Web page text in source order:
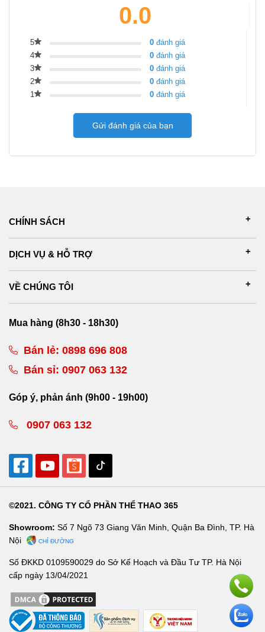
0.0
5 0 đánh giá
4
0 đánh giá
3
0 đánh giá
2
0 đánh giá
1
0 đánh giá
Gửi đánh giá của bạn
CHÍNH SÁCH
DỊCH VỤ & HỖ TRỢ
VỀ CHÚNG TÔI
Mua hàng (8h30 - 18h30)
Bán lẻ: 0898 696 808
Bán sỉ: 0907 063 132
Góp ý, phản ánh (9h00 - 19h00)
0907 063 132
©2021. CÔNG TY CỔ PHẦN THỂ THAO 365
Showroom: Số 7 Ngõ 73 Giang Văn Minh, Quận Ba Đình, TP. Hà
Nội
CHỈ ĐƯỜNG
Số ĐKKD 0109590029 do Sở Kế Hoạch và Đầu Tư TP. Hà Nội
cấp ngày 13/04/2021